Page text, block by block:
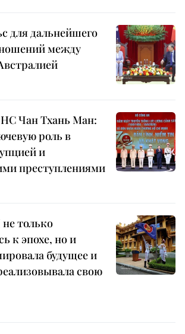
для дальнейшего
между
НС Чан Тхань Ман:
роль в
и
преступлениями
только
к эпохе, но и
будущее и
свою